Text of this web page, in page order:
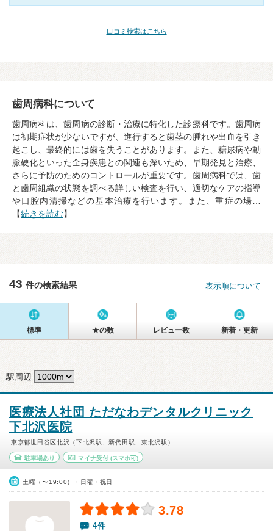
口コミ検索はこちら
歯周病科について
歯周病科は、歯周病の診断・治療に特化した診療科です。歯周病
は初期症状が少ないですが、進行すると歯茎の腫れや出血を引き
起こし、最終的には歯を失うことがあります。また、糖尿病や動
脈硬化といった全身疾患との関連も深いため、早期発見と治療、
さらに予防のためのコントロールが重要です。歯周病科では、歯
と歯周組織の状態を調べる詳しい検査を行い、適切なケアの指導
や口腔内清掃などの基本治療を行います。また、重症の場…
【続きを読む】
43 件の検索結果 表示順について
標準 ★の数 レビュー数 新着・更新
駅周辺
医療法人社団 ただなわデンタルクリニック
下北沢医院
東京都世田谷区北沢（下北沢駅、新代田駅、東北沢駅）
駐車場あり マイナ受付(スマホ可)
土曜（〜19:00）・日曜・祝日
3.78
4件